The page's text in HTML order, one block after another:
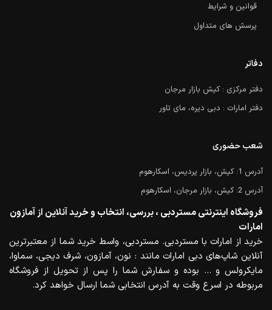
قوانین و شرایط
پرسش های متداول
دفاتر
دفتر مرکزی : کیش بازار مرجان
دفتر امارات : دبی دیره، مای تاور
شعب حضوری
آدرس 1: کیش، بازار پردیس، اسکارهوم
آدرس 2: کیش، بازار مرجان، اسکارهوم
فروشگاه اینترنتی مستردبی ، بررسی، انتخاب و خرید آنلاین از آمازون
امارات
خرید از امارات با مستردبی. مستردبی، واسط خرید شما از معتبرترین
آنلاین شاپ‌های دبی امارات مانند : نون، آمازون، شرف دیجی، سماوا،
مایکرولس و … بوده و سفارش شما را پس از تحویل از فروشگاه
مربوطه در اسرع وقت به آدرس انتخابی شما ارسال خواهد کرد.